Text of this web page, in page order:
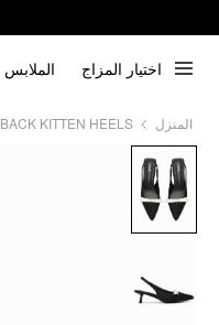
اختيار المزاج الملابس
المنزل KITTEN HEELS